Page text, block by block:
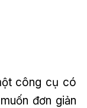
công cụ có
đơn giản